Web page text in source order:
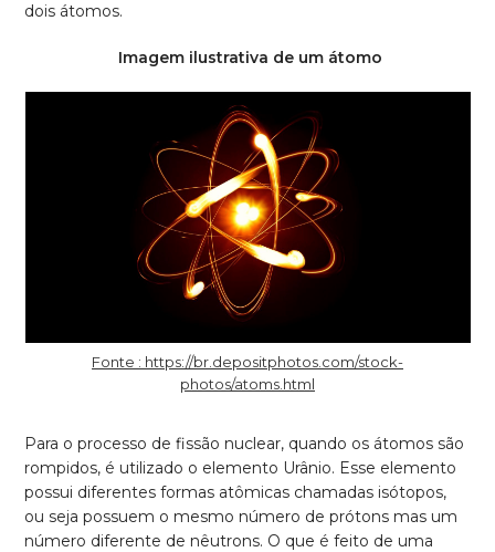
dois átomos.
Imagem ilustrativa de um átomo
Fonte : https://br.depositphotos.com/stock-
photos/atoms.html
Para o processo de fissão nuclear, quando os átomos são
rompidos, é utilizado o elemento Urânio. Esse elemento
possui diferentes formas atômicas chamadas isótopos,
ou seja possuem o mesmo número de prótons mas um
número diferente de nêutrons. O que é feito de uma